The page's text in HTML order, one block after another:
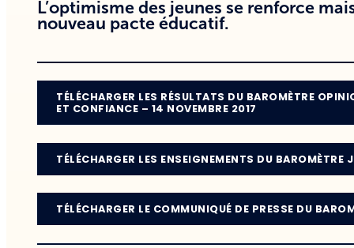
L’optimisme des jeunes se renforce
nouveau pacte éducatif.
TÉLÉCHARGER LES RÉSULTATS DU BAROMÈTRE
ET CONFIANCE – 14 NOVEMBRE 2017
TÉLÉCHARGER LES ENSEIGNEMENTS DU
TÉLÉCHARGER LE COMMUNIQUÉ DE PRESSE DU